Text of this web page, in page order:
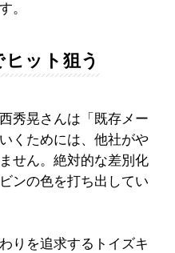
。
ット狙う
秀晃さんは「既存メー
くためには、他社がや
せん。絶対的な差別化
ンの色を打ち出してい
りを追求するトイズキ